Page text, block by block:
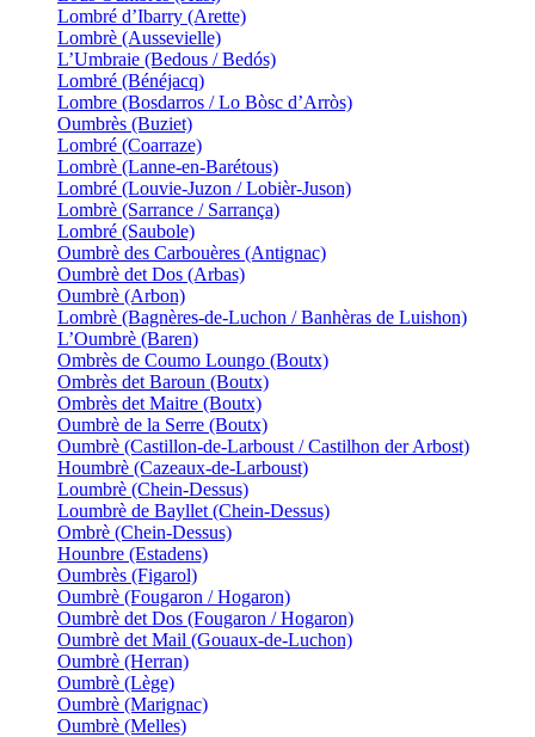
Lombré d’Ibarry (Arette)
Lombrè (Aussevielle)
L’Umbraie (Bedous / Bedós)
Lombré (Bénéjacq)
Lombre (Bosdarros / Lo Bòsc d’Arròs)
Oumbrès (Buziet)
Lombré (Coarraze)
Lombrè (Lanne-en-Barétous)
Lombré (Louvie-Juzon / Lobièr-Juson)
Lombrè (Sarrance / Sarrança)
Lombré (Saubole)
Oumbrè des Carbouères (Antignac)
Oumbrè det Dos (Arbas)
Oumbrè (Arbon)
Lombrè (Bagnères-de-Luchon / Banhèras de Luishon)
L’Oumbrè (Baren)
Ombrès de Coumo Loungo (Boutx)
Ombrès det Baroun (Boutx)
Ombrès det Maitre (Boutx)
Oumbrè de la Serre (Boutx)
Oumbrè (Castillon-de-Larboust / Castilhon der Arbost)
Houmbrè (Cazeaux-de-Larboust)
Loumbrè (Chein-Dessus)
Loumbrè de Bayllet (Chein-Dessus)
Ombrè (Chein-Dessus)
Hounbre (Estadens)
Oumbrès (Figarol)
Oumbrè (Fougaron / Hogaron)
Oumbrè det Dos (Fougaron / Hogaron)
Oumbrè det Mail (Gouaux-de-Luchon)
Oumbrè (Herran)
Oumbrè (Lège)
Oumbrè (Marignac)
Oumbrè (Melles)